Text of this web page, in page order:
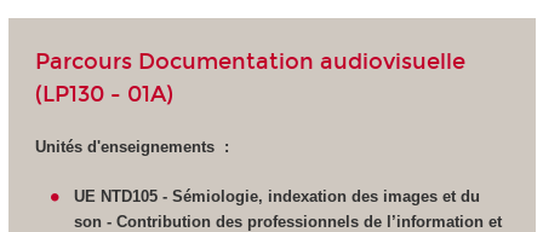
Parcours Documentation audiovisuelle
(LP130 - 01A)
Unités d'enseignements :
UE NTD105 - Sémiologie, indexation des images et du
son - Contribution des professionnels de l’information et